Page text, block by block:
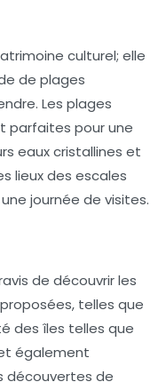
culturel; elle
de plages
Les plages
parfaites pour une
eaux cristallines et
lieux des escales
journée de visites.
de découvrir les
proposées, telles que
des îles telles que
également
découvertes de